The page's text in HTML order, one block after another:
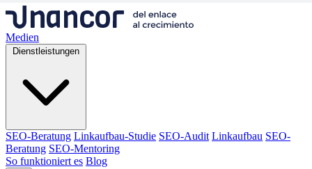
Medien
Dienstleistungen
SEO-Beratung Linkaufbau-Studie SEO-Audit Linkaufbau SEO-
Beratung SEO-Mentoring
So funktioniert es Blog